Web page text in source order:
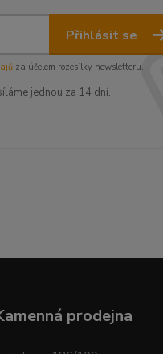
Přihlásit se
za účelem rozesílky newsletteru.
jednou za 14 dní.
prodejna